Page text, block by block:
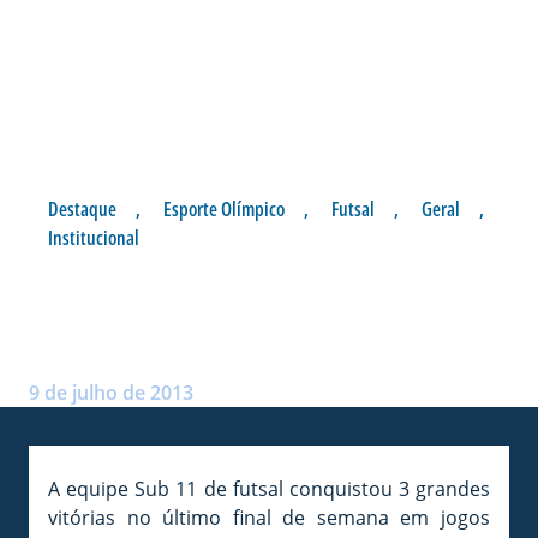
Destaque , Esporte Olímpico , Futsal , Geral
,
Institucional
9 de julho de 2013
A equipe Sub 11 de futsal conquistou 3 grandes
vitórias no último final de semana em jogos